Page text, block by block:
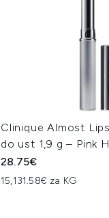
Clinique Almost
do ust 1,9 g – Pink
28.75€
15,131.58€ za KG